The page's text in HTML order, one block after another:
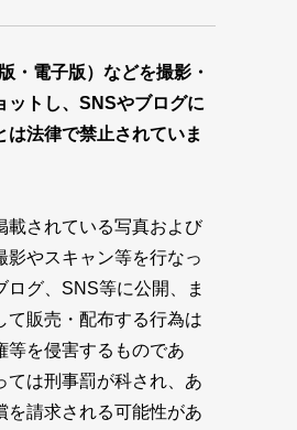
・電子版）などを撮影・
ットし、SNSやブログに
は法律で禁止されていま
載されている写真および
影やスキャン等を行なっ
ログ、SNS等に公開、ま
て販売・配布する行為は
等を侵害するものであ
ては刑事罰が科され、あ
を請求される可能性があ